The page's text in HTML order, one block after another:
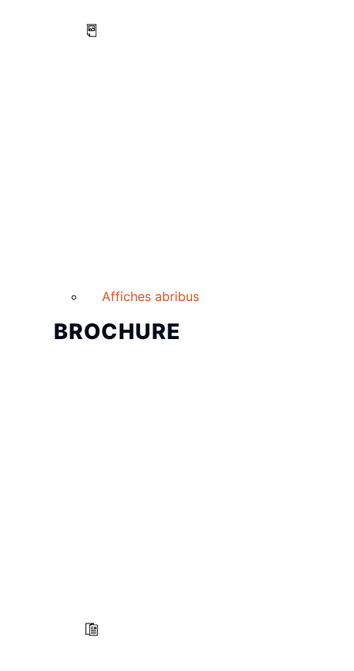
Affiches abribus
BROCHURE